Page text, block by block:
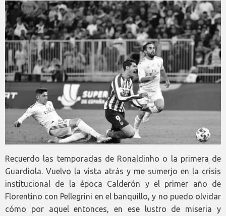
Recuerdo las temporadas de Ronaldinho o la primera de
Guardiola. Vuelvo la vista atrás y me sumerjo en la crisis
institucional de la época Calderón y el primer año de
Florentino con Pellegrini en el banquillo, y no puedo olvidar
cómo por aquel entonces, en ese lustro de miseria y